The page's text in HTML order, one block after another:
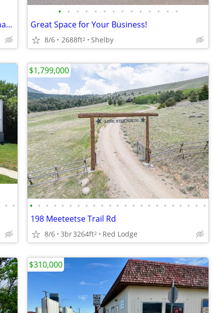
Great Investment---Office Building with Tenants!
• • • • • • • • • • • • • •
Great Space for Your Business!
8/6 2688ft2 Shelby
• • • • • • • • • • • • • • • • • • • • • • • • •
198 Meeteetse Trail Rd
8/6 3br3264ft2 Red Lodge
$1,799,000
$310,000